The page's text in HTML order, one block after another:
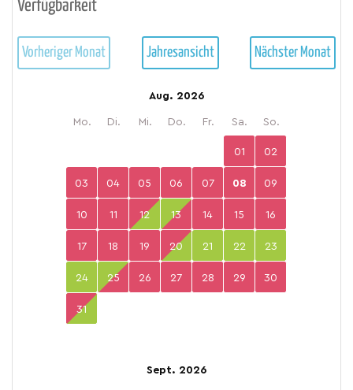
Verfügbarkeit
Vorheriger Monat Jahresansicht Nächster Monat
Aug. 2026
Mo. Di. Mi. Do. Fr. Sa. So.
01 02
03 04 05 06 07 08 09
10 11 12 13 14 15 16
17 18 19 20 21 22 23
24 25 26 27 28 29 30
31
Sept. 2026